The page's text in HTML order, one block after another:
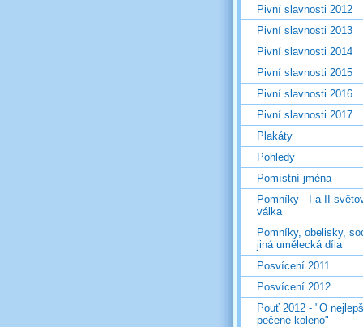
Pivní slavnosti 2012
Pivní slavnosti 2013
Pivní slavnosti 2014
Pivní slavnosti 2015
Pivní slavnosti 2016
Pivní slavnosti 2017
Plakáty
Pohledy
Pomístní jména
Pomníky - I a II
válka
Pomníky, obelisky,
jiná umělecká díla
Posvícení 2011
Posvícení 2012
Pouť 2012 - "O
pečené koleno"